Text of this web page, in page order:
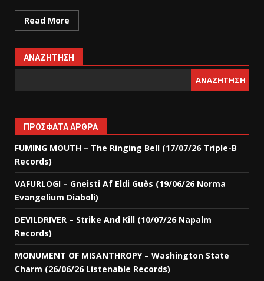
Read More
ΑΝΑΖΉΤΗΣΗ
ΑΝΑΖΉΤΗΣΗ
ΠΡΌΣΦΑΤΑ ΆΡΘΡΑ
FUMING MOUTH – The Ringing Bell (17/07/26 Triple-B
Records)
VAFURLOGI – Gneisti Af Eldi Guðs (19/06/26 Norma
Evangelium Diaboli)
DEVILDRIVER – Strike And Kill (10/07/26 Napalm
Records)
MONUMENT OF MISANTHROPY – Washington State
Charm (26/06/26 Listenable Records)